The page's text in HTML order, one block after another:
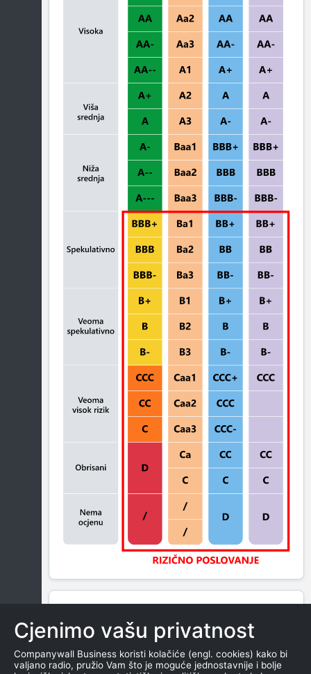
SAŽETAK PRIKAZUJE BROJ SUDSKIH
Cjenimo vašu privatnost
Companywall Business koristi kolačiće (engl. cookies) kako bi
valjano radio, pružio Vam što je moguće jednostavnije i bolje